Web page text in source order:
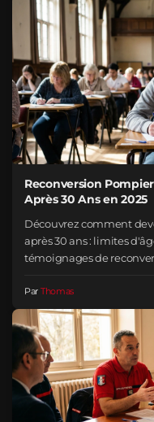
Reconversion
Après 30 Ans en 2025
Découvrez comment
après 30 ans : limites
témoignages de
Par Thomas